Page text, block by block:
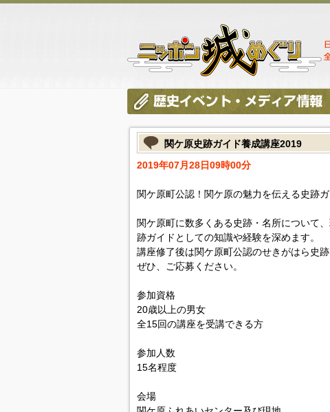
関ケ原史跡ガイド養成講座2019
2019年07月28日09時00分
関ケ原町公認！関ケ原の魅力を伝える史跡
関ケ原町に数多くある史跡・名所について
跡ガイドとしての知識や経験を深めます。
講座修了後は関ケ原町公認のせきがはら史
ぜひ、ご応募ください。
参加資格
20歳以上の男女
全15回の講座を受講できる方
参加人数
15名程度
会場